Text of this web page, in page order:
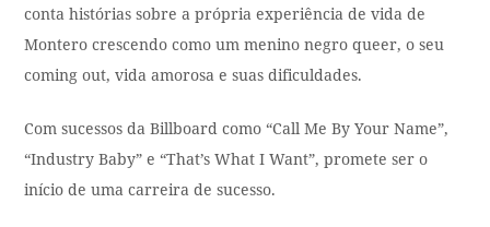
conta histórias sobre a própria experiência de vida de
Montero crescendo como um menino negro queer, o seu
coming out, vida amorosa e suas dificuldades.
Com sucessos da Billboard como “Call Me By Your Name”,
“Industry Baby” e “That’s What I Want”, promete ser o
início de uma carreira de sucesso.